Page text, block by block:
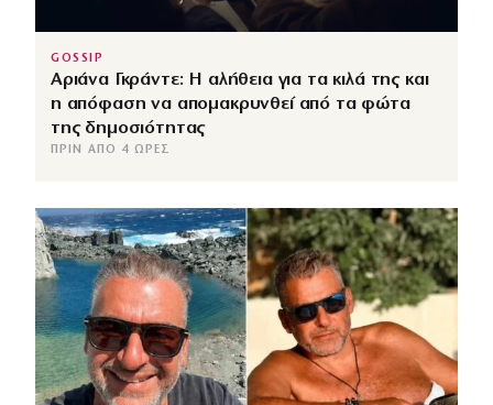
GOSSIP
Αριάνα Γκράντε: Η αλήθεια για τα κιλά της και
η απόφαση να απομακρυνθεί από τα φώτα
της δημοσιότητας
ΠΡΙΝ ΑΠΌ 4 ΏΡΕΣ